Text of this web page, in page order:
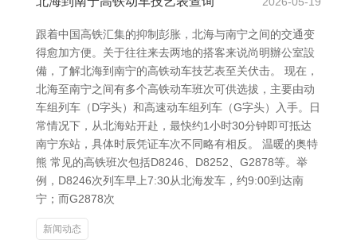
跟着中国高铁汇集的抑制彭胀，北海与南宁之间的交通变
得愈加方便。关于往往来去两地的搭客来说尚明辦公室設
備，了解北海到南宁的高铁动车技艺表至关伏击。 现在，
北海至南宁之间有多个高铁动车班次可供选拔，主要由动
车组列车（D字头）和高速动车组列车（G字头）入手。日
常情况下，从北海站开赴，最快约1小时30分钟即可抵达
南宁东站，具体时辰凭证车次不同略有相反。 温暖的奥特
熊 常见的高铁班次包括D8246、D8252、G2878等。举
例，D8246次列车早上7:30从北海发车，约9:00到达南
宁；而G2878次
新闻动态